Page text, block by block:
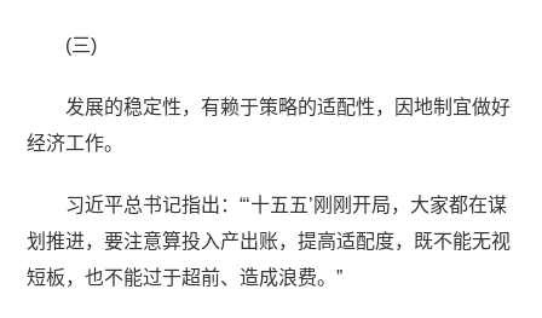
(三)
发展的稳定性，有赖于策略的适配性，因地制宜做好
经济工作。
习近平总书记指出：“‘十五五’刚刚开局，大家都在谋
划推进，要注意算投入产出账，提高适配度，既不能无视
短板，也不能过于超前、造成浪费。”